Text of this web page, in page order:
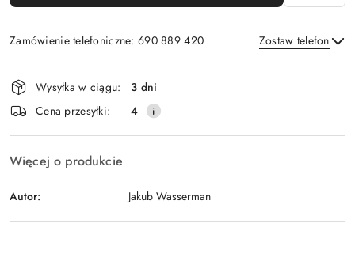
Zamówienie telefoniczne: 690 889 420 Zostaw telefon
Wyślij
Dostępność
i
dostawa
Wysyłka w ciągu:
3 dni
Cena przesyłki:
4
Więcej o produkcie
Autor: Jakub Wasserman